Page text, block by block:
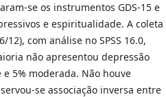
se os instrumentos GDS-15 e
e espiritualidade. A coleta
com análise no SPSS 16.0,
não apresentou depressão
e 5% moderada. Não houve
se associação inversa entre